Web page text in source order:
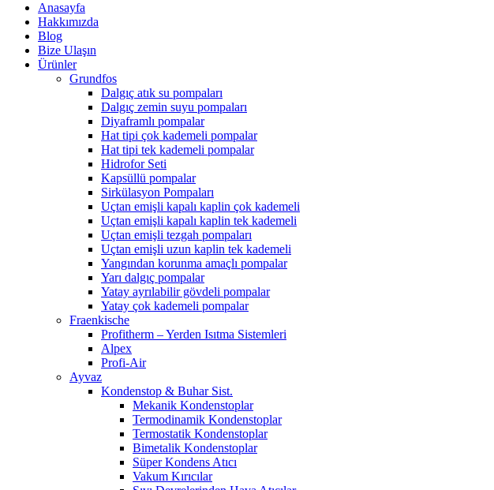
Anasayfa
Hakkımızda
Blog
Bize Ulaşın
Ürünler
Grundfos
Dalgıç atık su pompaları
Dalgıç zemin suyu pompaları
Diyaframlı pompalar
Hat tipi çok kademeli pompalar
Hat tipi tek kademeli pompalar
Hidrofor Seti
Kapsüllü pompalar
Sirkülasyon Pompaları
Uçtan emişli kapalı kaplin çok kademeli
Uçtan emişli kapalı kaplin tek kademeli
Uçtan emişli tezgah pompaları
Uçtan emişli uzun kaplin tek kademeli
Yangından korunma amaçlı pompalar
Yarı dalgıç pompalar
Yatay ayrılabilir gövdeli pompalar
Yatay çok kademeli pompalar
Fraenkische
Profitherm – Yerden Isıtma Sistemleri
Alpex
Profi-Air
Ayvaz
Kondenstop & Buhar Sist.
Mekanik Kondenstoplar
Termodinamik Kondenstoplar
Termostatik Kondenstoplar
Bimetalik Kondenstoplar
Süper Kondens Atıcı
Vakum Kırıcılar